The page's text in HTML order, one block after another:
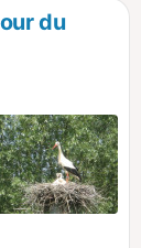
du